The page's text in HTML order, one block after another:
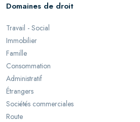
Domaines de droit
Travail - Social
Immobilier
Famille
Consommation
Administratif
Étrangers
Sociétés commerciales
Route